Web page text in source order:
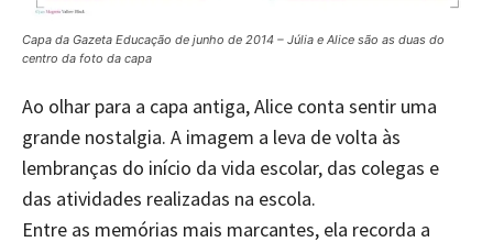
Capa da Gazeta Educação de junho de 2014 – Júlia e Alice são as duas do
centro da foto da capa
Ao olhar para a capa antiga, Alice conta sentir uma
grande nostalgia. A imagem a leva de volta às
lembranças do início da vida escolar, das colegas e
das atividades realizadas na escola.
Entre as memórias mais marcantes, ela recorda a